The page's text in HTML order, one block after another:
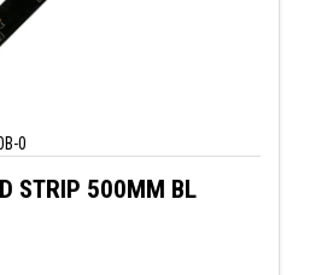
0
STRIP 500MM BL